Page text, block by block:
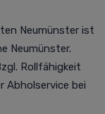
Neumünster ist
Neumünster.
Rollfähigkeit
Abholservice bei